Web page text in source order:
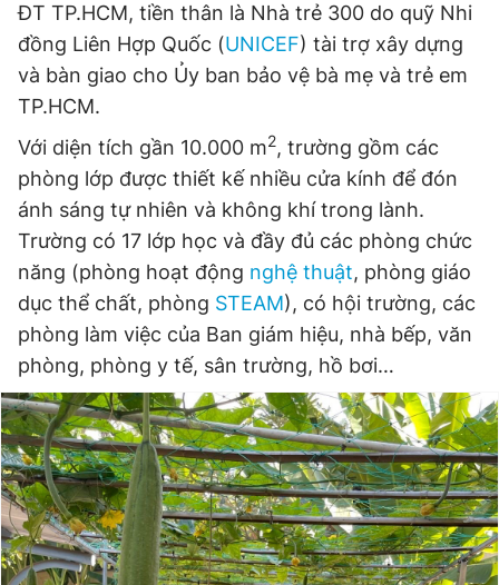
Tổng biên tập: Nguyễn Ngọc Toàn
Phó tổng biên tập thường trực: Hải Thành
Phó tổng biên tập: Lâm Hiếu Dũng
Phó tổng biên tập: Trần Việt Hưng
Tổng thư ký tòa soạn: Đức Trung
Giấy phép xuất bản số 110/GP - BTTTT cấp ngày 24.3.2020
© 2003-2026 Bản quyền thuộc về Báo Thanh Niên. Cấm sao
chép dưới mọi hình thức nếu không có sự chấp thuận bằng văn
bản. Phát triển bởi ePi Technologies, JSC.
ĐT TP.HCM, tiền thân là Nhà trẻ 300 do quỹ Nhi
đồng Liên Hợp Quốc (UNICEF) tài trợ xây dựng
và bàn giao cho Ủy ban bảo vệ bà mẹ và trẻ em
TP.HCM.
Với diện tích gần 10.000 m2, trường gồm các
phòng lớp được thiết kế nhiều cửa kính để đón
ánh sáng tự nhiên và không khí trong lành.
Trường có 17 lớp học và đầy đủ các phòng chức
năng (phòng hoạt động nghệ thuật, phòng giáo
dục thể chất, phòng STEAM), có hội trường, các
phòng làm việc của Ban giám hiệu, nhà bếp, văn
phòng, phòng y tế, sân trường, hồ bơi…